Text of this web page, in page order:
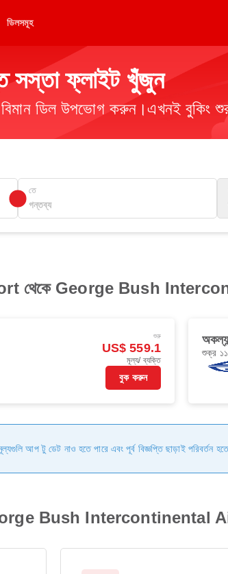
ডিলসমূহ
সস্তা ফ্লাইট খুঁজুন
বিমান ডিল উপভোগ করুন।এখনই বুকিং
তে
থেকে George Bush
শুরু
US$ 559.1
মূল্য/ ব্যক্তি
বুক করুন
শুক্র
আপ টু ডেট নাও হতে পারে এবং পূর্ব বিজ্ঞপ্তি ছাড়াই পরিবর্তন
Bush Intercontinental